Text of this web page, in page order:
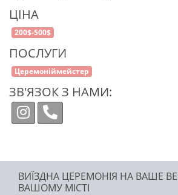
ЦІНА
200$-500$
ПОСЛУГИ
Церемоніймейстер
ЗВ'ЯЗОК З НАМИ:
ВИЇЗДНА ЦЕРЕМОНІЯ НА ВАШЕ
ВАШОМУ МІСТІ